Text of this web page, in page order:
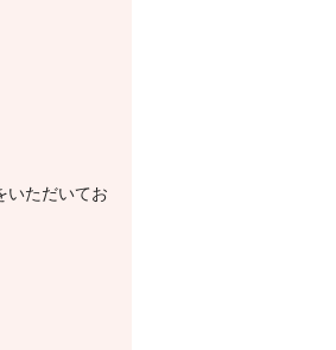
いただいてお